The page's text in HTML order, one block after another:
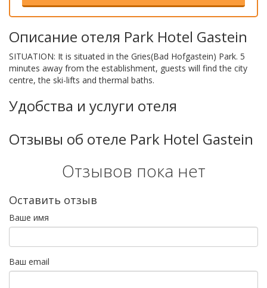
Описание отеля Park Hotel Gastein
SITUATION: It is situated in the Gries(Bad Hofgastein) Park. 5
minutes away from the establishment, guests will find the city
centre, the ski-lifts and thermal baths.
Удобства и услуги отеля
Отзывы об отеле Park Hotel Gastein
Отзывов пока нет
Оставить отзыв
Ваше имя
Ваш email